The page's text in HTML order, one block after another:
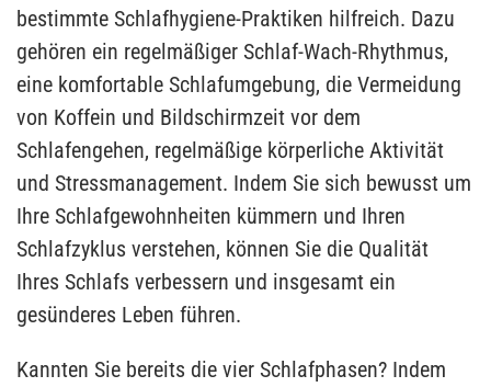
bestimmte Schlafhygiene-Praktiken hilfreich. Dazu
gehören ein regelmäßiger Schlaf-Wach-Rhythmus,
eine komfortable Schlafumgebung, die Vermeidung
von Koffein und Bildschirmzeit vor dem
Schlafengehen, regelmäßige körperliche Aktivität
und Stressmanagement. Indem Sie sich bewusst um
Ihre Schlafgewohnheiten kümmern und Ihren
Schlafzyklus verstehen, können Sie die Qualität
Ihres Schlafs verbessern und insgesamt ein
gesünderes Leben führen.
Kannten Sie bereits die vier Schlafphasen? Indem